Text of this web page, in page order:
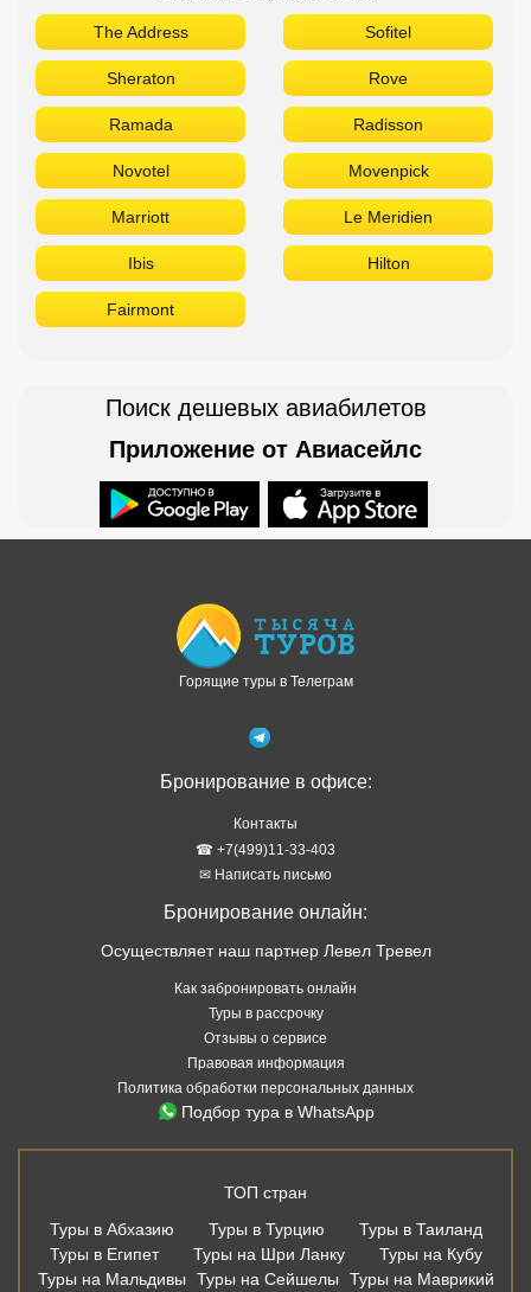
The Address Sofitel
Sheraton Rove
Ramada Radisson
Novotel Movenpick
Marriott Le Meridien
Ibis Hilton
Fairmont
Поиск дешевых авиабилетов
Приложение от Авиасейлс
Горящие туры в Телеграм
Бронирование в офисе:
Контакты
☎ +7(499)11-33-403
✉ Написать письмо
Бронирование онлайн:
Осуществляет наш партнер Левел Тревел
Как забронировать онлайн
Туры в рассрочку
Отзывы о сервисе
Правовая информация
Политика обработки персональных данных
Подбор тура в WhatsApp
ТОП стран
Туры в Абхазию
Туры в Турцию
Туры в Таиланд
Туры в Египет
Туры на Шри Ланку
Туры на Кубу
Туры на Мальдивы
Туры на Сейшелы
Туры на Маврикий